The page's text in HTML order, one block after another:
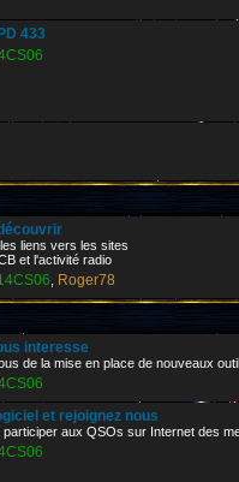
433
liens vers les sites
et l'activité radio
Roger78
interesse
de la mise en place de nouveaux
et rejoignez nous
participer aux QSOs sur Internet des